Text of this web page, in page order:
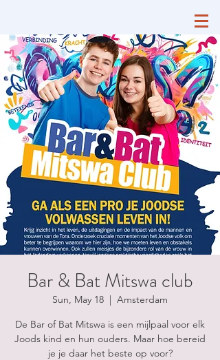
Bar & Bat Mitswa club
Sun, May 18
  |
Amsterdam
De Bar of Bat Mitswa is een mijlpaal voor elk
Joods kind en hun ouders. Maar hoe bereid
je je daar het beste op voor?